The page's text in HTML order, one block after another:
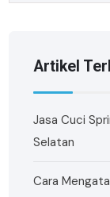
Artikel
Jasa Cuci
Selatan
Cara